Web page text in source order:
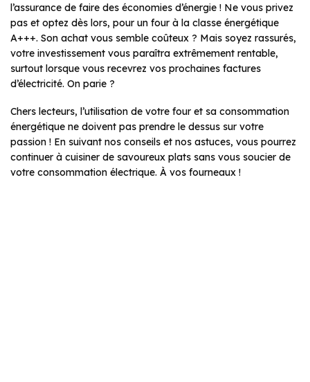
l’assurance de faire des économies d’énergie ! Ne vous privez
pas et optez dès lors, pour un four à la classe énergétique
A+++. Son achat vous semble coûteux ? Mais soyez rassurés,
votre investissement vous paraîtra extrêmement rentable,
surtout lorsque vous recevrez vos prochaines factures
d’électricité. On parie ?
Chers lecteurs, l’utilisation de votre four et sa consommation
énergétique ne doivent pas prendre le dessus sur votre
passion ! En suivant nos conseils et nos astuces, vous pourrez
continuer à cuisiner de savoureux plats sans vous soucier de
votre consommation électrique. À vos fourneaux !